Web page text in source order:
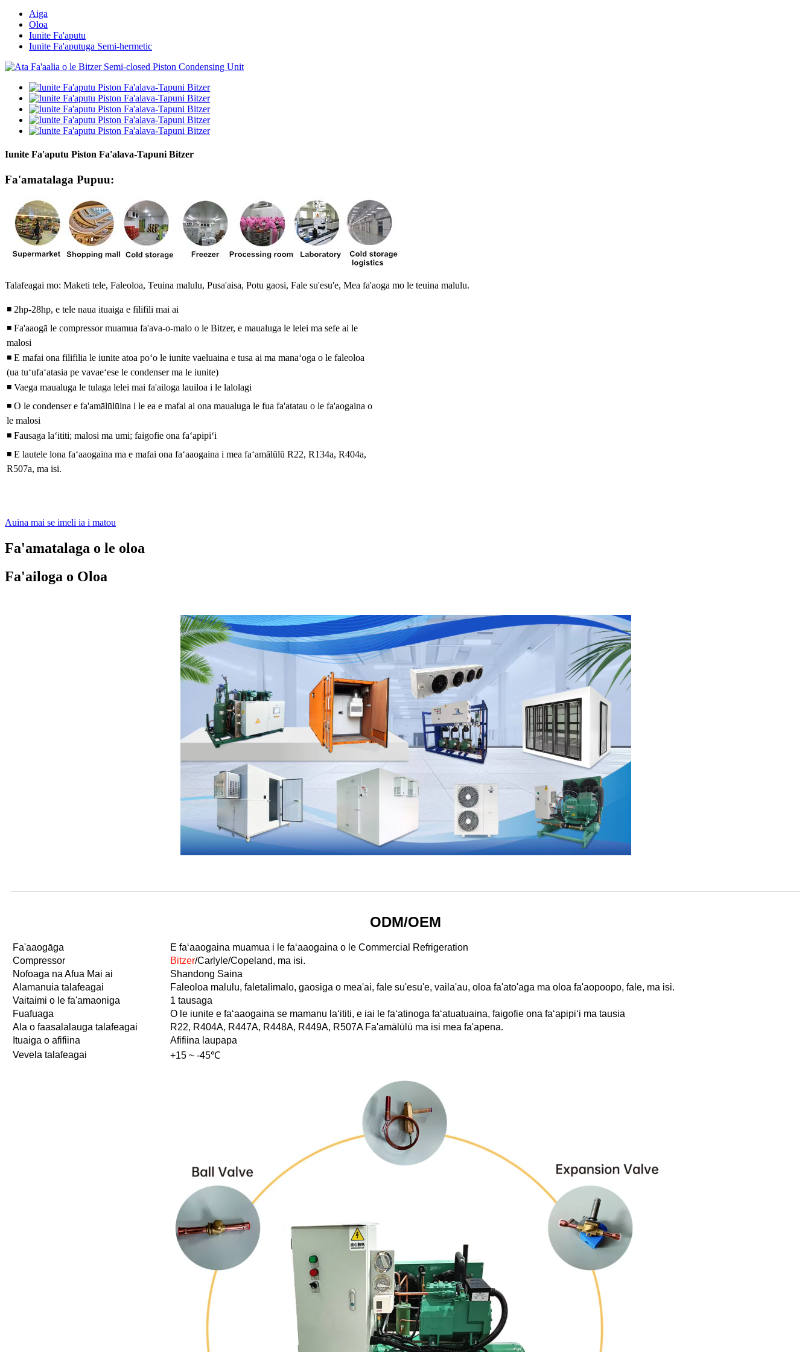
Aiga
Oloa
Iunite Fa'aputu
Iunite Fa'aputuga Semi-hermetic
Iunite Fa'aputu Piston Fa'alava-Tapuni Bitzer
Fa'amatalaga Pupuu:
Talafeagai mo: Maketi tele, Faleoloa, Teuina malulu, Pusa'aisa, Potu gaosi, Fale su'esu'e, Mea fa'aoga mo le teuina malulu.
◾ 2hp-28hp, e tele naua ituaiga e filifili mai ai
◾ Fa'aaogā le compressor muamua fa'ava-o-malo o le Bitzer, e maualuga le lelei ma sefe ai le
malosi
◾ E mafai ona filifilia le iunite atoa poʻo le iunite vaeluaina e tusa ai ma manaʻoga o le faleoloa
(ua tuʻufaʻatasia pe vavaeʻese le condenser ma le iunite)
◾ Vaega maualuga le tulaga lelei mai fa'ailoga lauiloa i le lalolagi
◾ O le condenser e fa'amālūlūina i le ea e mafai ai ona maualuga le fua fa'atatau o le fa'aogaina o
le malosi
◾ Fausaga laʻititi; malosi ma umi; faigofie ona faʻapipiʻi
◾ E lautele lona faʻaaogaina ma e mafai ona faʻaaogaina i mea faʻamālūlū R22, R134a, R404a,
R507a, ma isi.
Auina mai se imeli ia i matou
Fa'amatalaga o le oloa
Fa'ailoga o Oloa
ODM/OEM
Fa'aaogāga
E faʻaaogaina muamua i le faʻaaogaina o le Commercial Refrigeration
Compressor
Bitzer/Carlyle/Copeland, ma isi.
Nofoaga na Afua Mai ai
Shandong Saina
Alamanuia talafeagai
Faleoloa malulu, faletalimalo, gaosiga o mea'ai, fale su'esu'e, vaila'au, oloa fa'ato'aga ma oloa fa'aopoopo, fale, ma isi.
Vaitaimi o le fa'amaoniga
1 tausaga
Fuafuaga
O le iunite e faʻaaogaina se mamanu laʻititi, e iai le faʻatinoga faʻatuatuaina, faigofie ona faʻapipiʻi ma tausia
Ala o faasalalauga talafeagai
R22, R404A, R447A, R448A, R449A, R507A Fa'amālūlū ma isi mea fa'apena.
Ituaiga o afifiina
Afifiina laupapa
Vevela talafeagai
+15 ~ -45℃